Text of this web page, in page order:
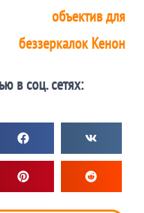
объектив для
беззеркалок Кенон
в соц. сетях: